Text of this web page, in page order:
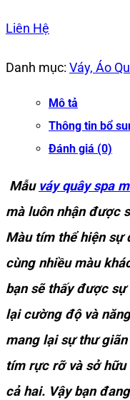
Liên Hệ
Danh mục: Váy, Áo
Mô tả
Thông tin bổ
Đánh giá (0)
Mẫu váy quây spa
mà luôn nhận được
Màu tím thể hiện sự
cùng nhiều màu
bạn sẽ thấy được
lại cường độ và
mang lại sự thư
tím rực rỡ và sở hữu
cả hai. Vậy bạn